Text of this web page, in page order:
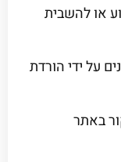
או להשבית
על ידי הורדת
באתר